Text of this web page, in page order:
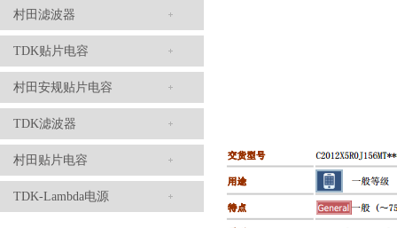
村田滤波器
TDK贴片电容
村田安规贴片电容
TDK滤波器
村田贴片电容
TDK-Lambda电源
村田电感LQW18AN15NG00D